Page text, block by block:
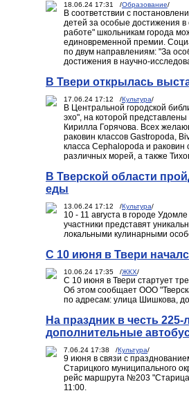
18.06.24 17:31 /Образование/
В соответствии с
детей за особые достижения
работе" школьникам города
единовременной премии.
по двум направлениям: "За
достижения в научно-
В Твери открылась
17.06.24 17:12 /Культура/
В Центральной городской
эхо", на которой
Кирилла Горячова. Всех
раковин классов Gastropoda,
класса Cephalopoda и раковин
различных морей, а также
В Тверской области
еды
13.06.24 17:12 /Культура/
10 - 11 августа в городе
участники представят
локальными кулинарными
С 10 июня в Твери
10.06.24 17:35 /ЖКХ/
С 10 июня в Твери стартует
Об этом сообщает ООО
по адресам: улица Шишкова,
На праздник в честь
дополнительные
7.06.24 17:38 /Культура/
9 июня в связи с
Старицкого муниципального
рейс маршрута №203
11:00.